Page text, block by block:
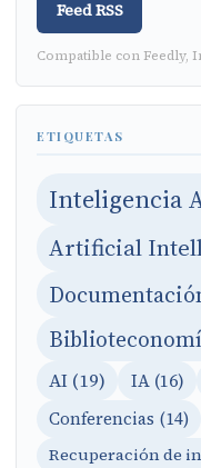
Feed RSS
Compatible con Feedly,
ETIQUETAS
Inteligencia
Artificial
AI (19) IA (16)
Conferencias (14)
Recuperación de